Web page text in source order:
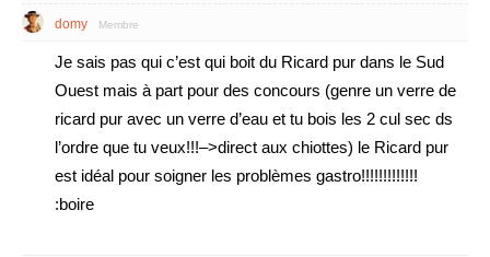
domy Membre
Je sais pas qui c’est qui boit du Ricard pur dans le Sud
Ouest mais à part pour des concours (genre un verre de
ricard pur avec un verre d’eau et tu bois les 2 cul sec ds
l’ordre que tu veux!!!–>direct aux chiottes) le Ricard pur
est idéal pour soigner les problèmes gastro!!!!!!!!!!!!!
:boire